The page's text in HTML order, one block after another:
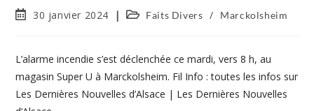
30 janvier 2024 Faits Divers / Marckolsheim
L’alarme incendie s’est déclenchée ce mardi, vers 8 h, au
magasin Super U à Marckolsheim. Fil Info : toutes les infos sur
Les Dernières Nouvelles d’Alsace | Les Dernières Nouvelles